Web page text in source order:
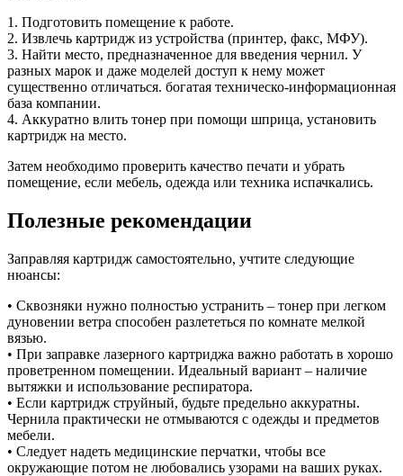
1. Подготовить помещение к работе.
2. Извлечь картридж из устройства (принтер, факс, МФУ).
3. Найти место, предназначенное для введения чернил. У
разных марок и даже моделей доступ к нему может
существенно отличаться. богатая техническо-информационная
база компании.
4. Аккуратно влить тонер при помощи шприца, установить
картридж на место.
Затем необходимо проверить качество печати и убрать
помещение, если мебель, одежда или техника испачкались.
Полезные рекомендации
Заправляя картридж самостоятельно, учтите следующие
нюансы:
• Сквозняки нужно полностью устранить – тонер при легком
дуновении ветра способен разлететься по комнате мелкой
вязью.
• При заправке лазерного картриджа важно работать в хорошо
проветренном помещении. Идеальный вариант – наличие
вытяжки и использование респиратора.
• Если картридж струйный, будьте предельно аккуратны.
Чернила практически не отмываются с одежды и предметов
мебели.
• Cледует надеть медицинские перчатки, чтобы все
окружающие потом не любовались узорами на ваших руках.